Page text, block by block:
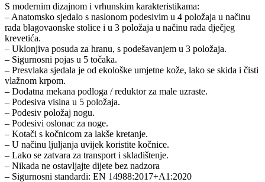
S modernim dizajnom i vrhunskim karakteristikama:
– Anatomsko sjedalo s naslonom podesivim u 4 položaja u načinu
rada blagovaonske stolice i u 3 položaja u načinu rada dječjeg
krevetića.
– Uklonjiva posuda za hranu, s podešavanjem u 3 položaja.
– Sigurnosni pojas u 5 točaka.
– Presvlaka sjedala je od ekološke umjetne kože, lako se skida i čisti
vlažnom krpom.
– Dodatna mekana podloga / reduktor za male uzraste.
– Podesiva visina u 5 položaja.
– Podesiv položaj nogu.
– Podesivi oslonac za noge.
– Kotači s kočnicom za lakše kretanje.
– U načinu ljuljanja uvijek koristite kočnice.
– Lako se zatvara za transport i skladištenje.
– Nikada ne ostavljajte dijete bez nadzora
– Sigurnosni standardi: EN 14988:2017+A1:2020